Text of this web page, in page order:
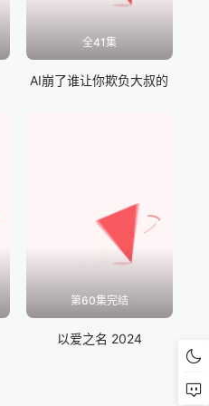
全41集
AI崩了谁让你欺负大叔的
第60集完结
以爱之名 2024